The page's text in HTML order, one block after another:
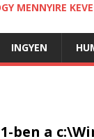
MENNYIRE
INGYEN
ben a